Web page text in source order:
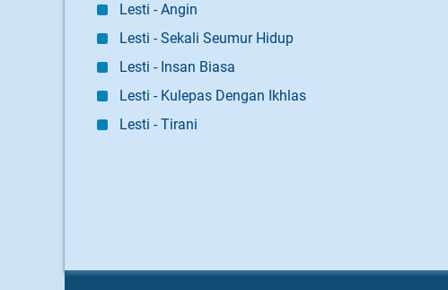
Lesti - Angin
Lesti - Sekali Seumur Hidup
Lesti - Insan Biasa
Lesti - Kulepas Dengan Ikhlas
Lesti - Tirani